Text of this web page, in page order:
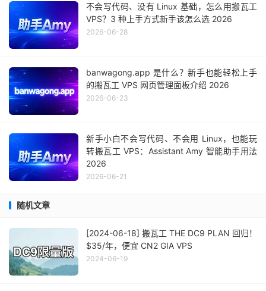
不会写代码、没有 Linux 基础，怎么用搬瓦工
VPS？3 种上手方式新手该怎么选 2026
2026-06-28
banwagong.app 是什么？新手也能轻松上手
的搬瓦工 VPS 网页管理面板介绍 2026
2026-06-23
新手小白不会写代码、不会用 Linux，也能玩
转搬瓦工 VPS：Assistant Amy 智能助手用法
2026
2026-06-21
随机文章
[2024-06-18] 搬瓦工 THE DC9 PLAN 回归！
$35/年，便宜 CN2 GIA VPS
2024-06-19